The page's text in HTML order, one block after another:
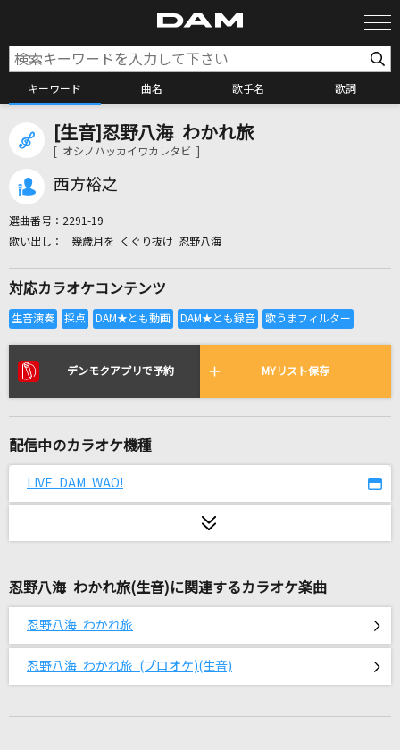
キーワード 曲名 歌手名 歌詞
カラオケ検索
全国りれき
リアルタイムで歌われている曲の一覧
愛の唄
デートプランA to Z
広)、逆先夏目(CV.野島健児)、天満光(CV.小林大紀)
ダーリン
Mrs. GREEN APPLE
宮本浩次
[生音]忍野八海 わかれ旅
[ オシノハッカイワカレタビ ]
西方裕之
選曲番号： 2291-19
幾歳月を くぐり抜け 忍野八海
対応カラオケコンテンツ
デンモクアプリで予約 MYリスト保存
配信中のカラオケ機種
LIVE DAM WAO!
忍野八海 わかれ旅(生音)に関連するカラオケ楽曲
忍野八海 わかれ旅
忍野八海 わかれ旅 (プロオケ)(生音)